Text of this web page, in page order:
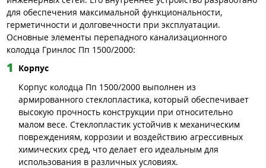
для обеспечения максимальной функциональности,
герметичности и долговечности при эксплуатации.
Основные элементы перепадного канализационного
колодца Гринлос Пп 1500/2000:
Корпус
Корпус колодца Пп 1500/2000 выполнен из
армированного стеклопластика, который обеспечивает
высокую прочность конструкции при относительно
малом весе. Стеклопластик устойчив к механическим
повреждениям, коррозии и воздействию агрессивных
химических сред, что делает его идеальным для
использования в различных условиях.